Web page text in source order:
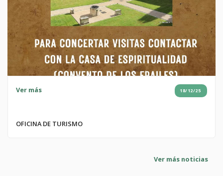
Ver más 18/12/25
OFICINA DE TURISMO
Ver más noticias